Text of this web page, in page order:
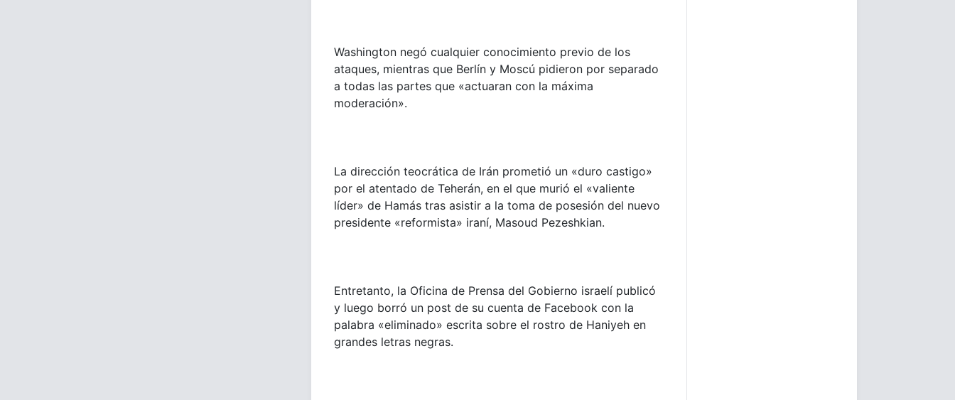
Washington negó cualquier conocimiento previo de los
ataques, mientras que Berlín y Moscú pidieron por separado
a todas las partes que «actuaran con la máxima
moderación».
La dirección teocrática de Irán prometió un «duro castigo»
por el atentado de Teherán, en el que murió el «valiente
líder» de Hamás tras asistir a la toma de posesión del nuevo
presidente «reformista» iraní, Masoud Pezeshkian.
Entretanto, la Oficina de Prensa del Gobierno israelí publicó
y luego borró un post de su cuenta de Facebook con la
palabra «eliminado» escrita sobre el rostro de Haniyeh en
grandes letras negras.